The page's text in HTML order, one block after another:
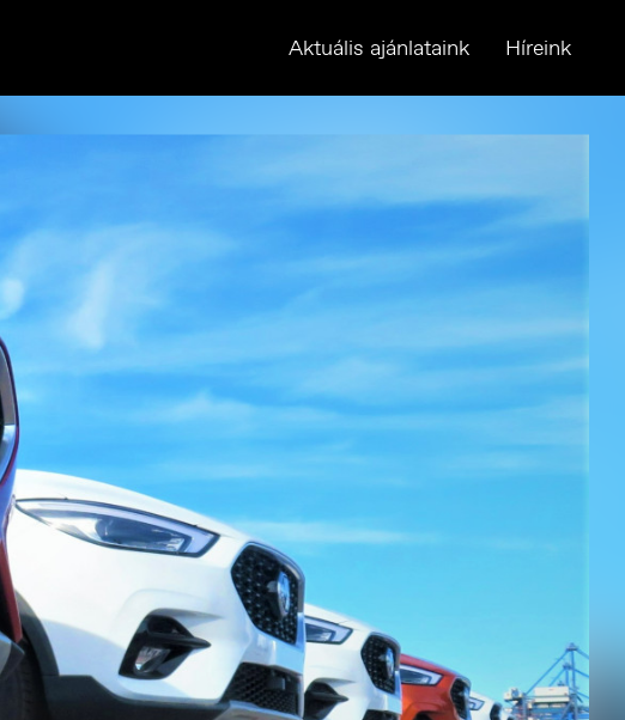
Aktuális ajánlataink Híreink